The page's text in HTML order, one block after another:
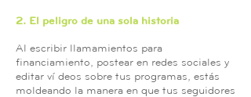
2. El peligro de una sola historia
Al escribir llamamientos para
financiamiento, postear en redes sociales y
editar vídeos sobre tus programas, estás
moldeando la manera en que tus seguidores